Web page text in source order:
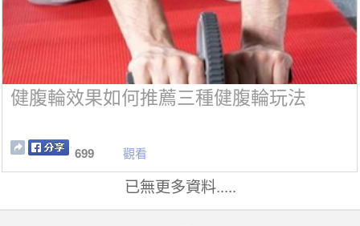
健腹輪效果如何推薦三種健腹輪玩法
699 觀看
已無更多資料.....